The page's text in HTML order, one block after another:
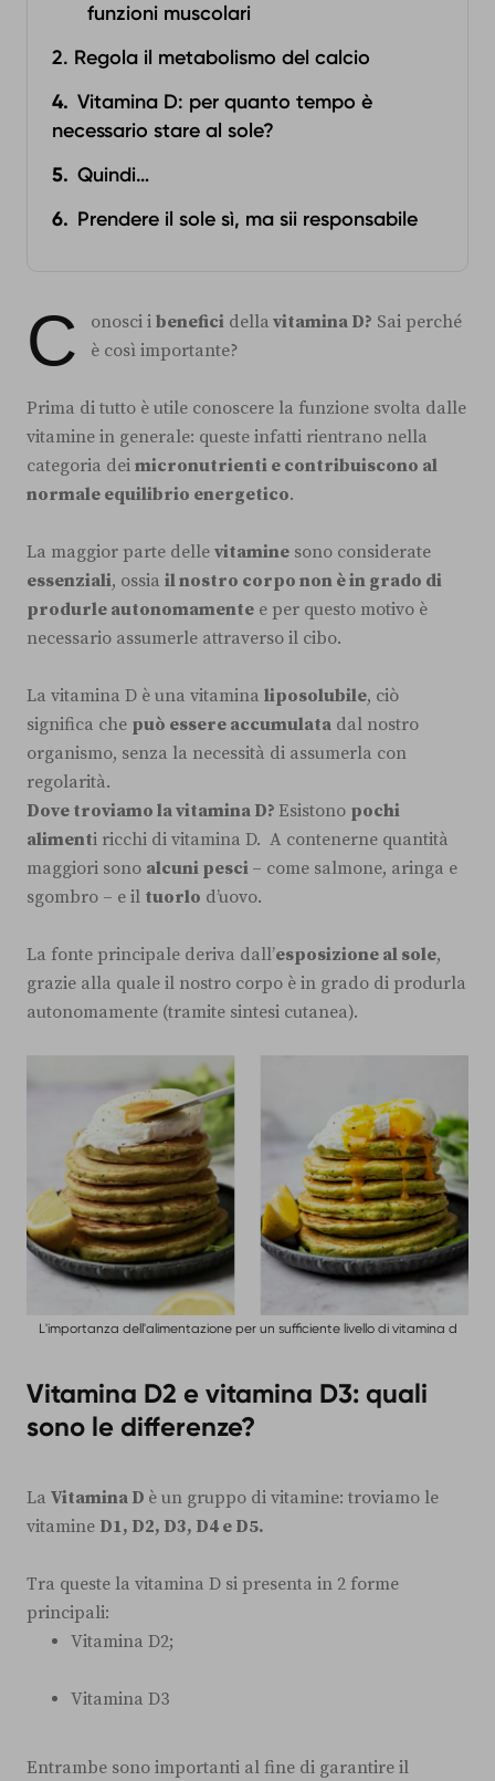
funzioni muscolari
2. Regola il metabolismo del calcio
Vitamina D: per quanto tempo è
necessario stare al sole?
Quindi…
Prendere il sole sì, ma sii responsabile
C onosci i benefici della vitamina D? Sai perché
è così importante?
Prima di tutto è utile conoscere la funzione svolta dalle
vitamine in generale: queste infatti rientrano nella
categoria dei micronutrienti e contribuiscono al
normale equilibrio energetico.
La maggior parte delle vitamine sono considerate
essenziali, ossia il nostro corpo non è in grado di
produrle autonomamente e per questo motivo è
necessario assumerle attraverso il cibo.
La vitamina D è una vitamina liposolubile, ciò
significa che può essere accumulata dal nostro
organismo, senza la necessità di assumerla con
regolarità.
Dove troviamo la vitamina D? Esistono pochi
alimenti ricchi di vitamina D. A contenerne quantità
maggiori sono alcuni pesci – come salmone, aringa e
sgombro – e il tuorlo d’uovo.
La fonte principale deriva dall’esposizione al sole,
grazie alla quale il nostro corpo è in grado di produrla
autonomamente (tramite sintesi cutanea).
L'importanza dell'alimentazione per un sufficiente livello di vitamina d
Vitamina D2 e vitamina D3: quali
sono le differenze?
La Vitamina D è un gruppo di vitamine: troviamo le
vitamine D1, D2, D3, D4 e D5.
Tra queste la vitamina D si presenta in 2 forme
principali:
Vitamina D2;
Vitamina D3
Entrambe sono importanti al fine di garantire il